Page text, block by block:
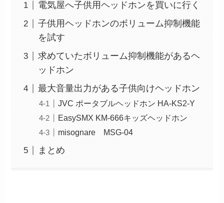
電気屋へ子供用ヘッドホンを買いに行く
子供用ヘッドホンのボリューム抑制機能
を試す
求めていたボリューム抑制機能があるヘ
ッドホン
最大音量出力がある子供向けヘッドホン
JVC ポータブルヘッドホン HA-KS2-Y
EasySMX KM-666キッズヘッドホン
misognare MSG-04
まとめ